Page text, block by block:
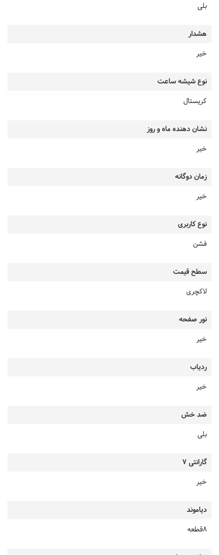
بلی
هشدار
خیر
نوع شیشه ساعت
کریستال
نشان دهنده ماه و روز
خیر
زمان دوگانه
خیر
نوع کاربری
فشن
سطح قیمت
لاکچری
نور صفحه
خیر
ردیاب
خیر
ضد خش
بلی
گارانتی 7
خیر
دیاموند
8قطعه